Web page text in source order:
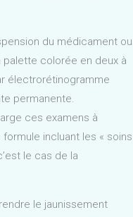
du médicament ou
palette colorée en deux à
électrorétinogramme
permanente.
ces examens à
incluant les « soins
le cas de la
le jaunissement